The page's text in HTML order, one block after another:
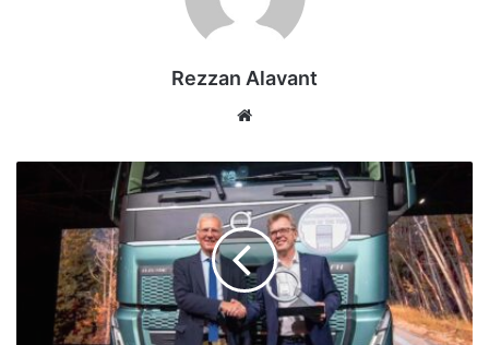
Rezzan Alavant
Uluslararası
Kamyonu”
ödülünü